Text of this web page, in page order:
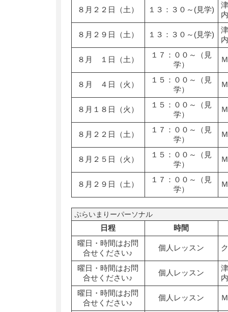
８月２２日（土） １３：３０～(見学)
８月２９日（土） １３：３０～(見学)
８月 １日（土）
１７：００～（見
学）
８月 ４日（火）
１５：００～（見
学）
８月１８日（火）
１５：００～（見
学）
８月２２日（土）
１７：００～（見
学）
８月２５日（火）
１５：００～（見
学）
８月２９日（土）
１７：００～（見
学）
ぷらいまりーパーソナル
日程
時間
曜日・時間はお問
合せください♪
個人レッスン
曜日・時間はお問
合せください♪
個人レッスン
曜日・時間はお問
合せください♪
個人レッスン